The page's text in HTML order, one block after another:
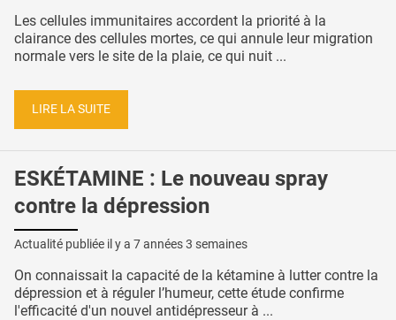
Les cellules immunitaires accordent la priorité à la
clairance des cellules mortes, ce qui annule leur migration
normale vers le site de la plaie, ce qui nuit ...
LIRE LA SUITE
ESKÉTAMINE : Le nouveau spray
contre la dépression
Actualité publiée il y a 7 années 3 semaines
On connaissait la capacité de la kétamine à lutter contre la
dépression et à réguler l’humeur, cette étude confirme
l'efficacité d'un nouvel antidépresseur à ...